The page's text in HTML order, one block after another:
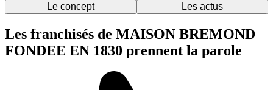
Le concept
Les actus
Les franchisés de MAISON BREMOND
FONDEE EN 1830 prennent la parole